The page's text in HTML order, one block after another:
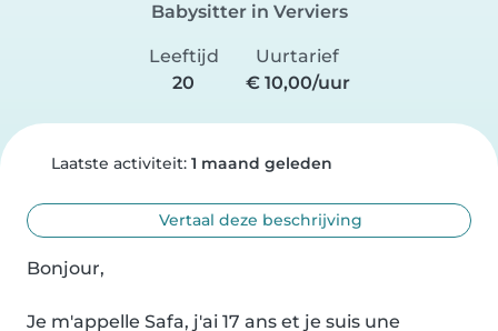
Babysitter in Verviers
Leeftijd
20
Uurtarief
€ 10,00/uur
Laatste activiteit: 1 maand geleden
Vertaal deze beschrijving
Bonjour,
Je m'appelle Safa, j'ai 17 ans et je suis une